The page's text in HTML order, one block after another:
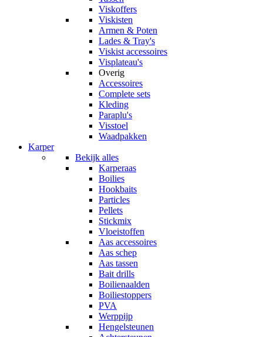
Viskoffers
Viskisten
Armen & Poten
Lades & Tray's
Viskist accessoires
Visplateau's
Overig
Accessoires
Complete sets
Kleding
Paraplu's
Visstoel
Waadpakken
Karper
Bekijk alles
Karperaas
Boilies
Hookbaits
Particles
Pellets
Stickmix
Vloeistoffen
Aas accessoires
Aas schep
Aas tassen
Bait drills
Boilienaalden
Boiliestoppers
PVA
Werppijp
Hengelsteunen